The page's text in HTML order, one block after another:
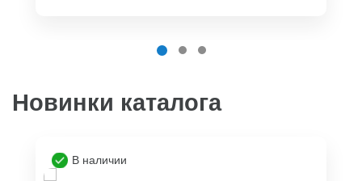
Новинки каталога
В наличии